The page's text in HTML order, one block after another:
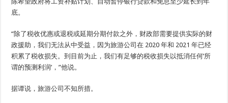
底。
“除了税收优惠或退税或延期分期付款之外，财政部需要提供实际的财
政援助，我们无法从中受益，因为旅游公司在 2020 年和 2021 年已经
积累了税收损失。到目前为止，我们有足够的税收损失以抵消任何’所
谓的预测利润’，”他说。
据谭说，旅游公司不知所措。